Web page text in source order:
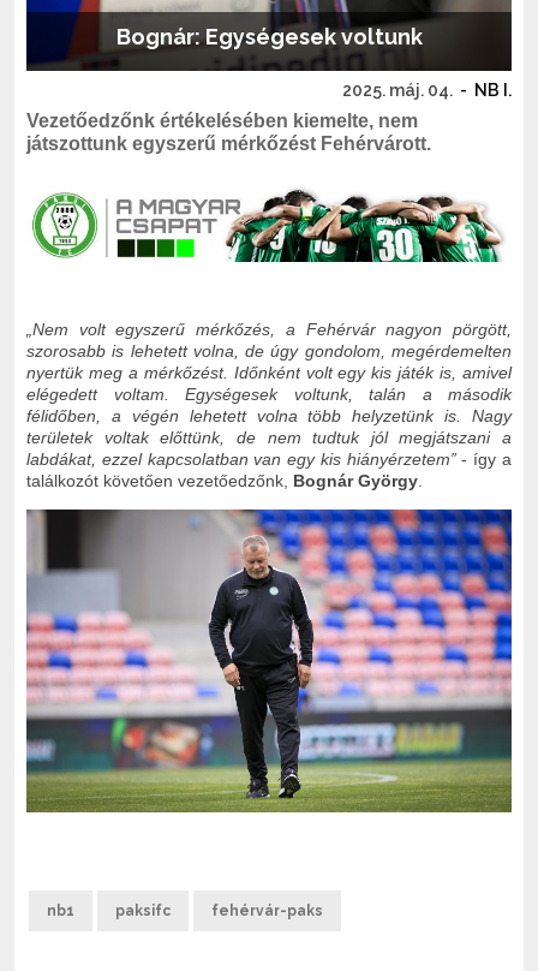
Bognár: Egységesek voltunk
2025. máj. 04. - NB I.
Vezetőedzőnk értékelésében kiemelte, nem
játszottunk egyszerű mérkőzést Fehérvárott.
„Nem volt egyszerű mérkőzés, a Fehérvár nagyon pörgött,
szorosabb is lehetett volna, de úgy gondolom, megérdemelten
nyertük meg a mérkőzést. Időnként volt egy kis játék is, amivel
elégedett voltam. Egységesek voltunk, talán a második
félidőben, a végén lehetett volna több helyzetünk is. Nagy
területek voltak előttünk, de nem tudtuk jól megjátszani a
labdákat, ezzel kapcsolatban van egy kis hiányérzetem”- így a
találkozót követően vezetőedzőnk, Bognár György
nb1 paksifc fehérvár-paks